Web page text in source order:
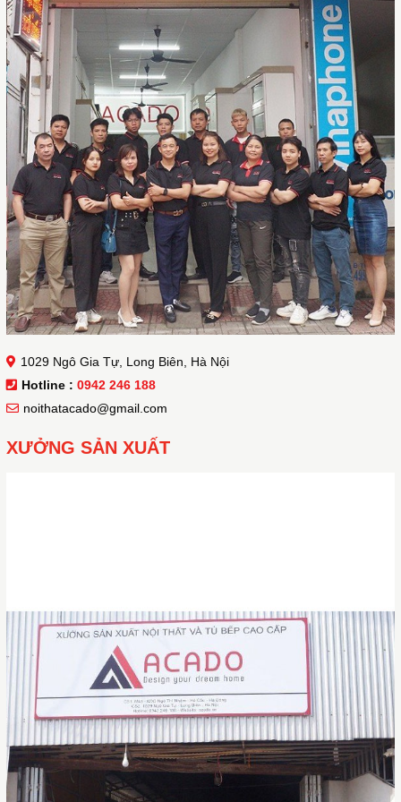
1029 Ngô Gia Tự, Long Biên, Hà Nội
Hotline : 0942 246 188
noithatacado@gmail.com
XƯỞNG SẢN XUẤT